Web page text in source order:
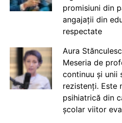
promisiuni din
angajații din
respectate
Aura
Meseria de
continuu și unii
rezistenți. Este
psihiatrică din
școlar viitor